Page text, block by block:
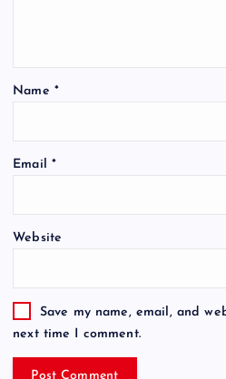
Name *
Email *
Website
Save my name, email, and
next time I comment.